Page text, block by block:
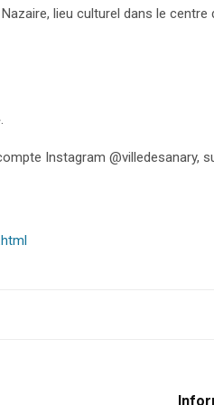
lieu culturel dans le centre
Instagram @villedesanary,